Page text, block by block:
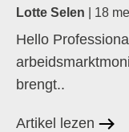
Lotte Selen | 18
Hello
brengt..
Artikel lezen